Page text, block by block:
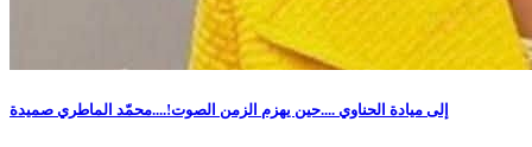
إلى ميادة الحناوي ....حين يهزم الزمن الصوت!....محمّد الماطري صميدة